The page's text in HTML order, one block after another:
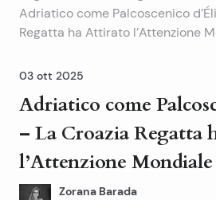
Adriatico come Palcoscenico
Regatta ha Attirato l’Attenzione
03 ott 2025
Adriatico come
– La Croazia Regatta
l’Attenzione Mondiale
Zorana Barada